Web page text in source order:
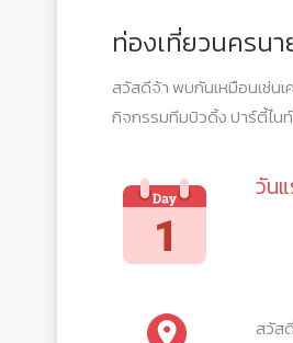
ท่องเที่ยวนครน
สวัสดีจ้า พบกันเหมือนเช่น
กิจกรรมทีมบิวดิ้ง ปาร์ตี้ไน
วัน
สวัส